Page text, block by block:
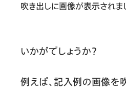
吹き出しに画像が表示されま
いかがでしょうか？
例えば、記入例の画像